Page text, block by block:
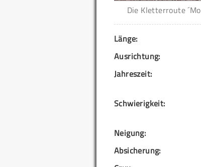
Die Kletterroute
Länge:
Ausrichtung:
Jahreszeit:
Schwierigkeit:
Neigung:
Absicherung: